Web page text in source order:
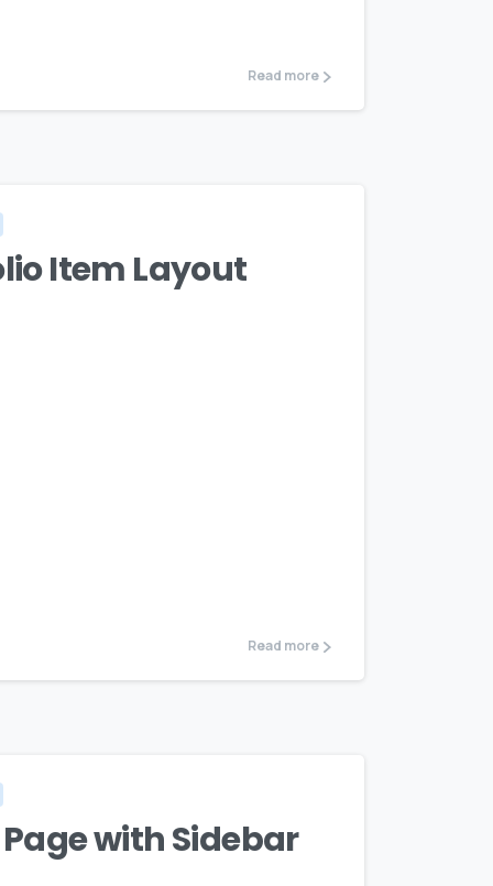
Read more
Item Layout
Read more
with Sidebar